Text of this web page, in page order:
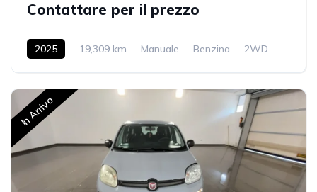
Contattare per il prezzo
2025 19,309 km Manuale Benzina 2WD
In Arrivo